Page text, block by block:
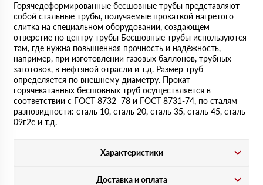
Горячедеформированные бесшовные трубы представляют
собой стальные трубы, получаемые прокаткой нагретого
слитка на специальном оборудовании, создающем
отверстие по центру трубы Бесшовные трубы используются
там, где нужна повышенная прочность и надёжность,
например, при изготовлении газовых баллонов, трубных
заготовок, в нефтяной отрасли и т.д. Размер труб
определяется по внешнему диаметру. Прокат
горячекатанных бесшовных труб осуществляется в
соответствии с ГОСТ 8732–78 и ГОСТ 8731-74, по сталям
разновидности: сталь 10, сталь 20, сталь 35, сталь 45, сталь
09г2с и т.д.
Характеристики
Доставка и оплата